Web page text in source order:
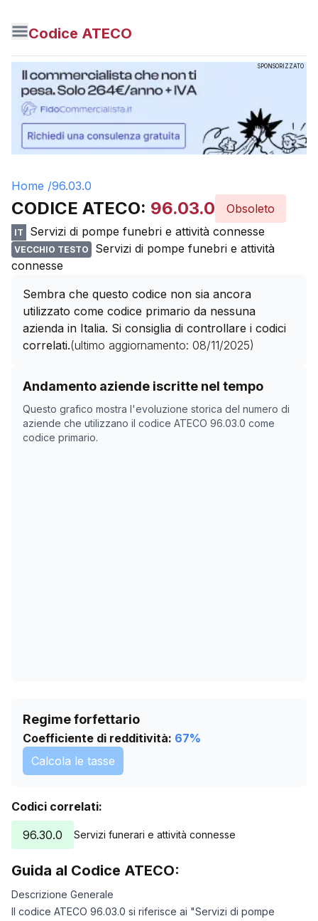
Codice ATECO
SPONSORIZZATO
Home /96.03.0
CODICE ATECO: 96.03.0 Obsoleto
IT Servizi di pompe funebri e attività connesse
VECCHIO TESTO
Servizi di pompe funebri e attività
connesse
Sembra che questo codice non sia ancora
utilizzato come codice primario da nessuna
azienda in Italia. Si consiglia di controllare i codici
correlati.(ultimo aggiornamento: 08/11/2025)
Andamento aziende iscritte nel tempo
Questo grafico mostra l'evoluzione storica del numero di
aziende che utilizzano il codice ATECO 96.03.0 come
codice primario.
Storico numero di aziende con codice ATECO
Data rilevazione
31/03/2025
0
15/05/2025
Regime forfettario
Coefficiente di redditività: 67%
Calcola le tasse
Codici correlati:
96.30.0
Servizi funerari e attività connesse
Guida al Codice ATECO:
Descrizione Generale
Il codice ATECO 96.03.0 si riferisce ai "Servizi di pompe